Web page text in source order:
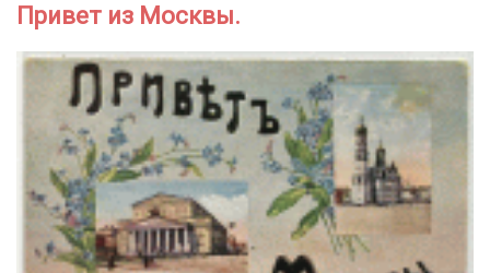
Привет из Москвы.